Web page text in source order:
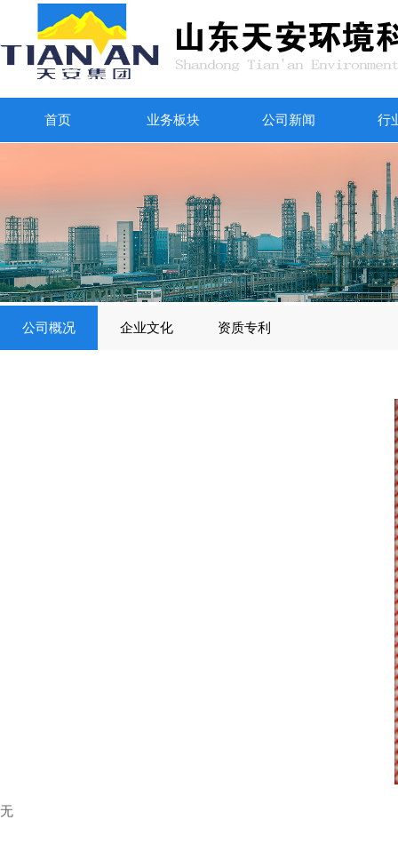
首页 业务板块 公司新闻 行
公司概况 企业文化 资质专利
无